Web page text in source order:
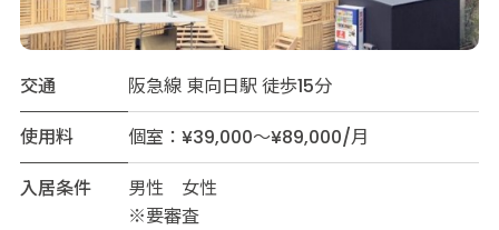
交通
阪急線 東向日駅 徒歩15分
使用料
個室：¥39,000～¥89,000/月
入居条件
男性 女性
※要審査